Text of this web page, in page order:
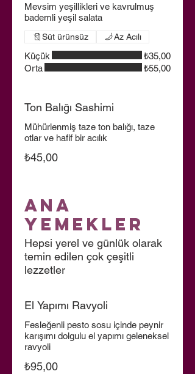
Mevsim yeşillikleri ve kavrulmuş
bademli yeşil salata
Küçük
₺35,00
Orta
₺55,00
Süt ürünsüz Az Acılı
Ton Balığı Sashimi
Mühürlenmiş taze ton balığı, taze
otlar ve hafif bir acılık
₺45,00
Ana
Yemekler
Hepsi yerel ve günlük olarak
temin edilen çok çeşitli
lezzetler
El Yapımı Ravyoli
Fesleğenli pesto sosu içinde peynir
karışımı dolgulu el yapımı geleneksel
ravyoli
₺95,00